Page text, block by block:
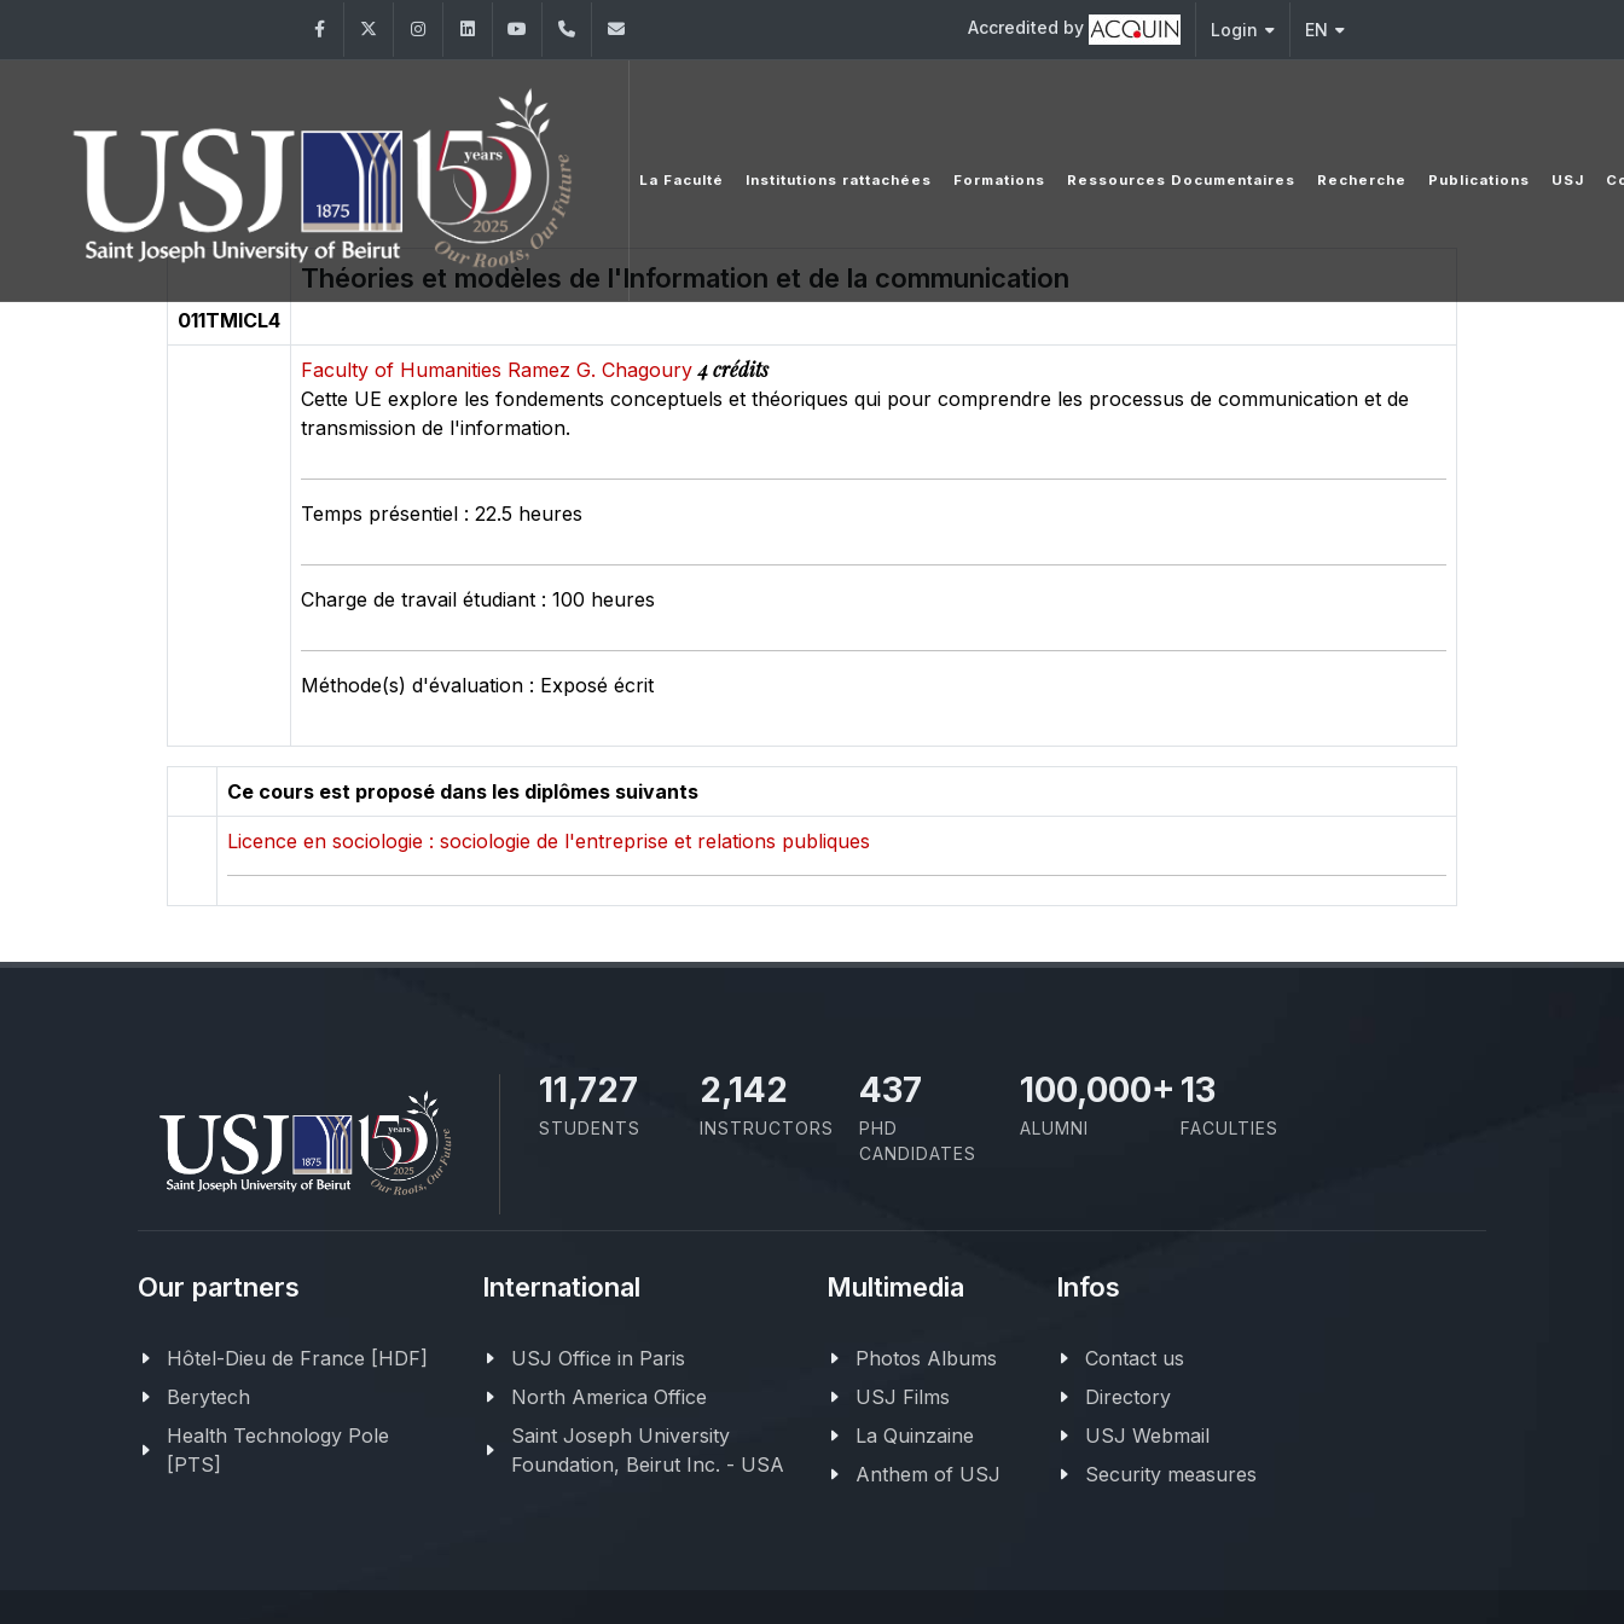
FacebookTwitter InstagramLinkedInYouTube+961 (1) 421 586 Accredited by Login EN
La Faculté Institutions rattachées Formations Ressources Documentaires Recherche Publications USJ
011TMICL4
Théories et modèles de l'Information et de la communication
Faculty of Humanities Ramez G. Chagoury4 crédits
Cette UE explore les fondements conceptuels et théoriques qui pour comprendre les processus de communication et de
transmission de l'information.
Temps présentiel : 22.5 heures
Charge de travail étudiant : 100 heures
Méthode(s) d'évaluation : Exposé écrit
Ce cours est proposé dans les diplômes suivants
Licence en sociologie : sociologie de l'entreprise et relations publiques
11,727
STUDENTS
2,142
INSTRUCTORS
437
PHD
CANDIDATES
100,000+
ALUMNI
13
FACULTIES
Our partners
Hôtel-Dieu de France [HDF]
Berytech
Health Technology Pole
[PTS]
International
USJ Office in Paris
North America Office
Saint Joseph University
Foundation, Beirut Inc. - USA
Multimedia
Photos Albums
USJ Films
La Quinzaine
Anthem of USJ
Infos
Contact us
Directory
USJ Webmail
Security measures